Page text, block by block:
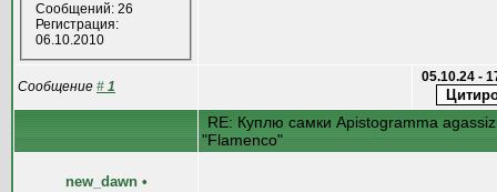
Сообщений: 26
Регистрация:
06.10.2010
Сообщение # 1
05.10.24 -
RE: Куплю самки Apistogramma
"Flamenco"
new_dawn •